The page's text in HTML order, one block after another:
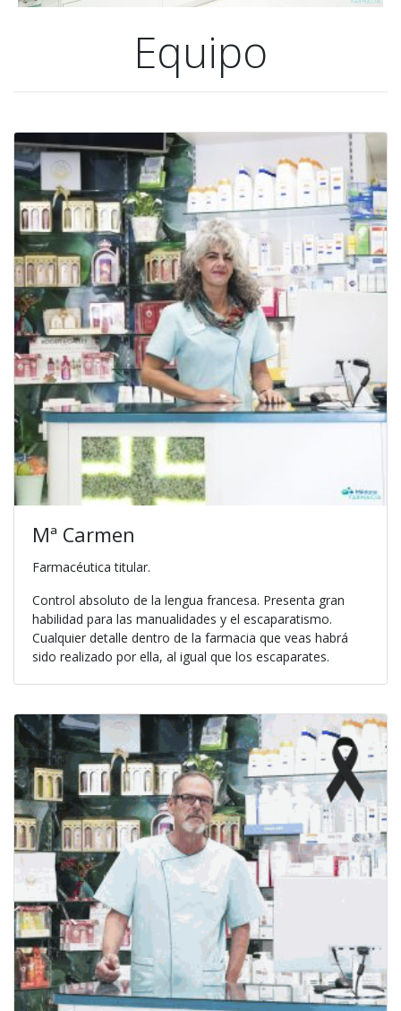
Equipo
Mª Carmen
Farmacéutica titular.
Control absoluto de la lengua francesa. Presenta gran
habilidad para las manualidades y el escaparatismo.
Cualquier detalle dentro de la farmacia que veas habrá
sido realizado por ella, al igual que los escaparates.